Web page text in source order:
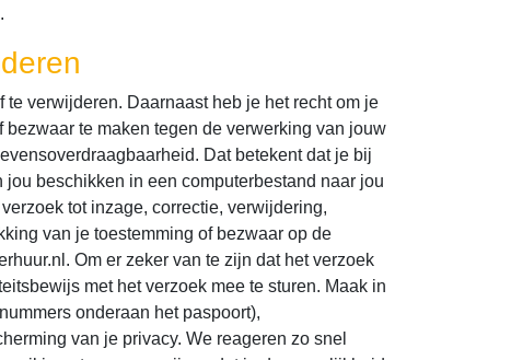
verwijderen. Daarnaast heb je het recht om je
te maken tegen de verwerking van jouw
Dat betekent dat je bij
beschikken in een computerbestand naar jou
tot inzage, correctie, verwijdering,
van je toestemming of bezwaar op de
Om er zeker van te zijn dat het verzoek
met het verzoek mee te sturen. Maak in
onderaan het paspoort),
van je privacy. We reageren zo snel